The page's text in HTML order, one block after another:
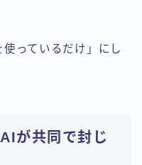
っているだけ」にし
が共同で封じ